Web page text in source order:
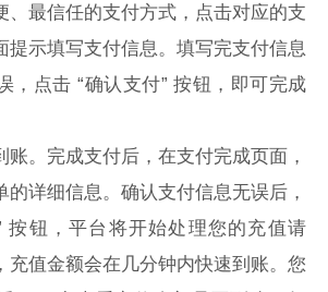
、最信任的支付方式，点击对应的支
提示填写支付信息。填写完支付信息
，点击 “确认支付” 按钮，即可完成
账。完成支付后，在支付完成页面，
的详细信息。确认支付信息无误后，
按钮，平台将开始处理您的充值请
充值金额会在几分钟内快速到账。您